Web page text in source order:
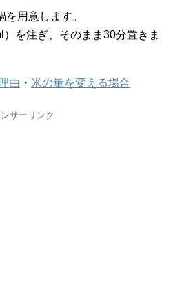
を用意します。
を注ぎ、そのまま30分置きま
由 ・ 米の量を変える場合
サーリンク